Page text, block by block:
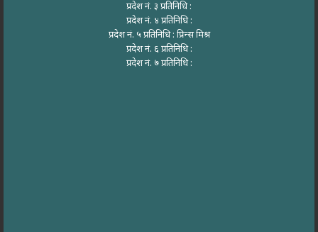
प्रदेश नं. ३ प्रतिनिधि :
प्रदेश नं. ४ प्रतिनिधि :
प्रदेश नं. ५ प्रतिनिधि : प्रिन्स मिश्र
प्रदेश नं. ६ प्रतिनिधि :
प्रदेश नं. ७ प्रतिनिधि :